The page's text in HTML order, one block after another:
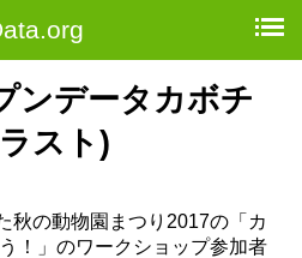
ンデータカボチ
スト)
秋の動物園まつり2017の「カ
！」のワークショップ参加者